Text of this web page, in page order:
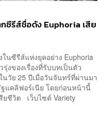
ซีรีส์ชื่อดัง Euphoria เสีย
นซีรีส์แห่งยุคอย่าง Euphoria
งของเรื่องที่รับบทเป็นตัว
ในวัย 25 ปีเมื่อวันจันทร์ที่ผ่านมา
แคลิฟอร์เนีย โดยก่อนหน้านี้
ยชีวิต เว็บไซต์ Variety